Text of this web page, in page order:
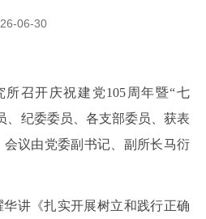
06-30
所召开庆祝建党105周年暨“七
、纪委委员、各支部委员、获表
议由党委副书记、副所长马衍
讲《扎实开展树立和践行正确